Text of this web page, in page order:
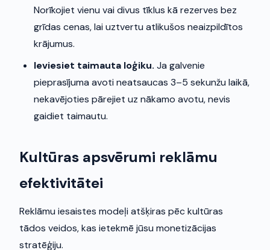
Norīkojiet vienu vai divus tīklus kā rezerves bez
grīdas cenas, lai uztvertu atlikušos neaizpildītos
krājumus.
Ieviesiet taimauta loģiku. Ja galvenie
pieprasījuma avoti neatsaucas 3–5 sekunžu laikā,
nekavējoties pārejiet uz nākamo avotu, nevis
gaidiet taimautu.
Kultūras apsvērumi reklāmu
efektivitātei
Reklāmu iesaistes modeļi atšķiras pēc kultūras
tādos veidos, kas ietekmē jūsu monetizācijas
stratēģiju.